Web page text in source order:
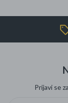
Prijavi se